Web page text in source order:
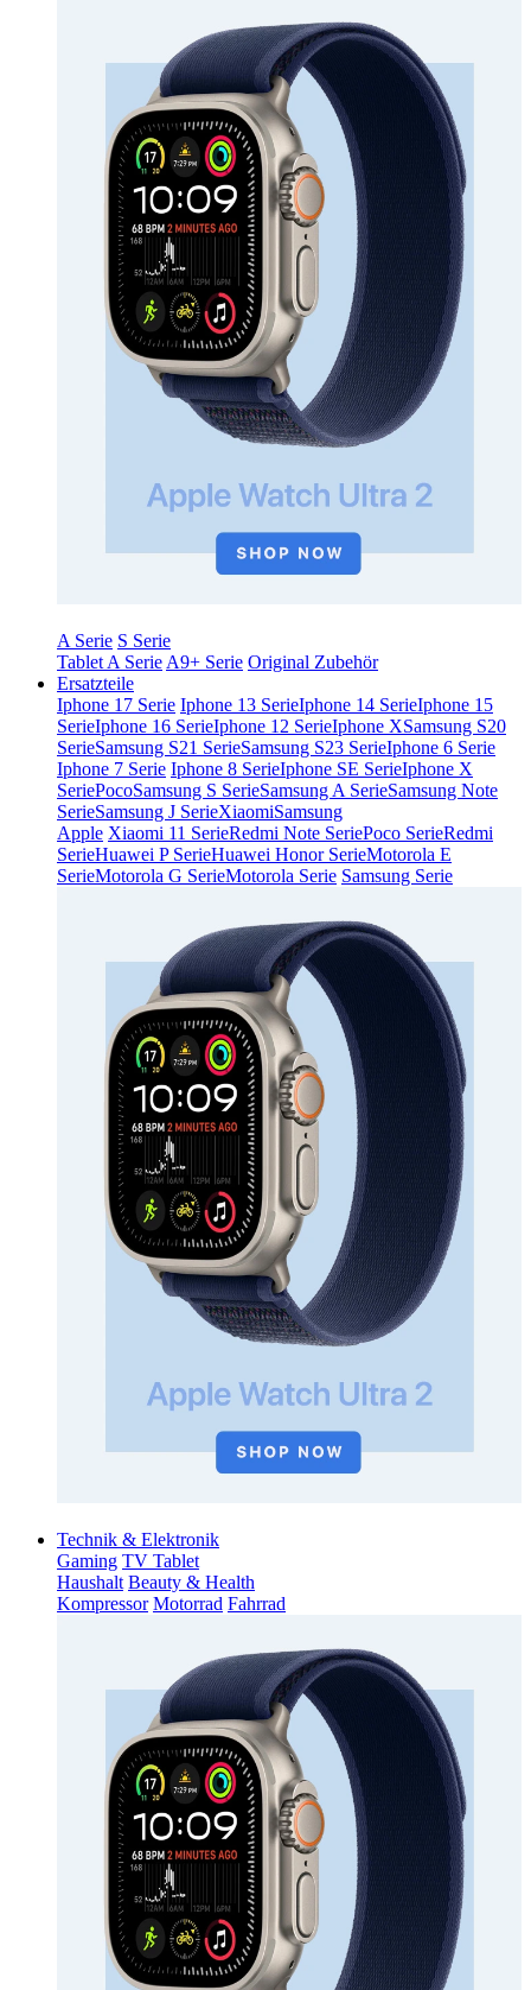
A Serie S Serie
Tablet A Serie A9+ Serie Original Zubehör
Ersatzteile
Iphone 17 Serie Iphone 13 SerieIphone 14 SerieIphone 15
SerieIphone 16 SerieIphone 12 SerieIphone XSamsung S20
SerieSamsung S21 SerieSamsung S23 SerieIphone 6 Serie
Iphone 7 Serie Iphone 8 SerieIphone SE SerieIphone X
SeriePocoSamsung S SerieSamsung A SerieSamsung Note
SerieSamsung J SerieXiaomiSamsung
Apple Xiaomi 11 SerieRedmi Note SeriePoco SerieRedmi
SerieHuawei P SerieHuawei Honor SerieMotorola E
SerieMotorola G SerieMotorola Serie Samsung Serie
Technik & Elektronik
Gaming TV Tablet
Haushalt Beauty & Health
Kompressor Motorrad Fahrrad